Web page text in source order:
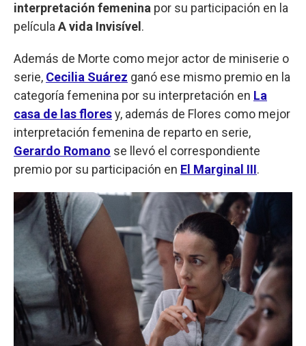
interpretación femenina por su participación en la
película A vida Invisível .
Además de Morte como mejor actor de miniserie o
serie, Cecilia Suárez ganó ese mismo premio en la
categoría femenina por su interpretación en La
casa de las floresy, además de Flores como mejor
interpretación femenina de reparto en serie,
Gerardo Romano se llevó el correspondiente
premio por su participación en El Marginal III.